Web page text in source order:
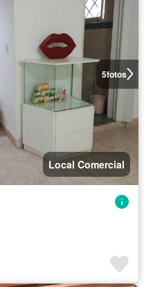
5fotos
Local Comercial